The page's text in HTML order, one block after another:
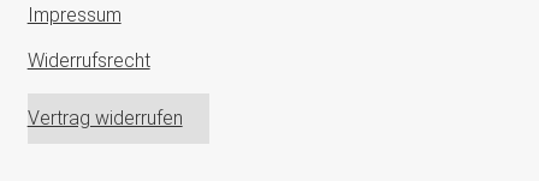
Impressum
Widerrufsrecht
Vertrag widerrufen